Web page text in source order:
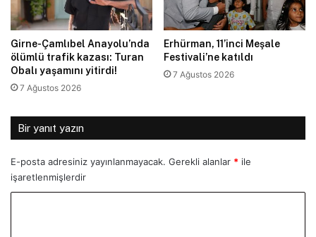
Girne-Çamlıbel Anayolu’nda
ölümlü trafik kazası: Turan
Obalı yaşamını yitirdi!
7 Ağustos 2026
Erhürman, 11’inci Meşale
Festivali’ne katıldı
7 Ağustos 2026
Bir yanıt yazın
E-posta adresiniz yayınlanmayacak. Gerekli alanlar * ile
işaretlenmişlerdir